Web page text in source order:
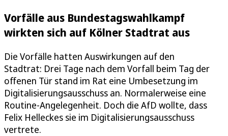
Vorfälle aus Bundestagswahlkampf
wirkten sich auf Kölner Stadtrat aus
Die Vorfälle hatten Auswirkungen auf den
Stadtrat: Drei Tage nach dem Vorfall beim Tag der
offenen Tür stand im Rat eine Umbesetzung im
Digitalisierungsausschuss an. Normalerweise eine
Routine-Angelegenheit. Doch die AfD wollte, dass
Felix Helleckes sie im Digitalisierungsausschuss
vertrete.